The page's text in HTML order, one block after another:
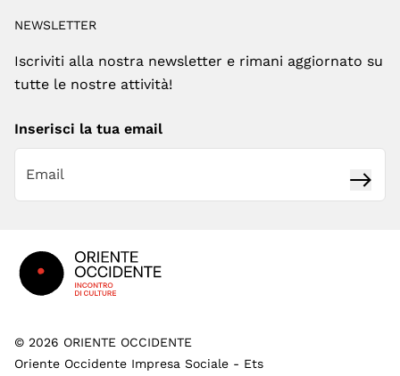
NEWSLETTER
Iscriviti alla nostra newsletter e rimani aggiornato su
tutte le nostre attività!
Inserisci la tua email
© 2026 ORIENTE OCCIDENTE
Oriente Occidente Impresa Sociale - Ets